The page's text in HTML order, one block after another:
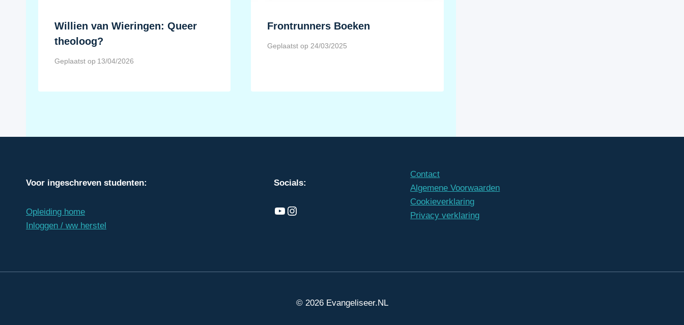
Willien van Wieringen: Queer
theoloog?
Geplaatst op 13/04/2026
Frontrunners Boeken
Geplaatst op 24/03/2025
Voor ingeschreven studenten:
Opleiding home
Inloggen / ww herstel
Socials:
Ons kanaalInstagram
Contact
Algemene Voorwaarden
Cookieverklaring
Privacy verklaring
© 2026 Evangeliseer.NL